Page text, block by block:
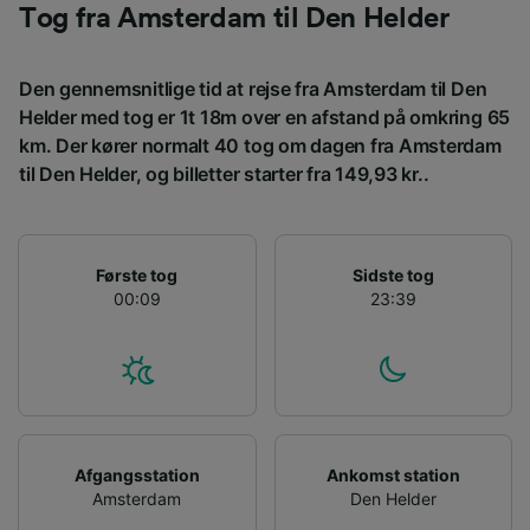
Tog fra Amsterdam til Den Helder
Den gennemsnitlige tid at rejse fra Amsterdam til Den
Helder med tog er 1t 18m over en afstand på omkring 65
km. Der kører normalt 40 tog om dagen fra Amsterdam
til Den Helder, og billetter starter fra 149,93 kr..
Første tog
00:09
Sidste tog
23:39
Afgangsstation
Amsterdam
Ankomst station
Den Helder
placeringsoplysninger. Aktivt scanne
enhed. Tilpasset annoncering og indhold,
annoncerings- og indholdsmåling,
målgruppeundersøgelser og udvikling af
tjenester.